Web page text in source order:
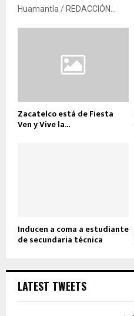
Huamantla / REDACCIÓN...
Zacatelco está de Fiesta
Ven y Vive la...
Inducen a coma a estudiante
de secundaria técnica
LATEST TWEETS